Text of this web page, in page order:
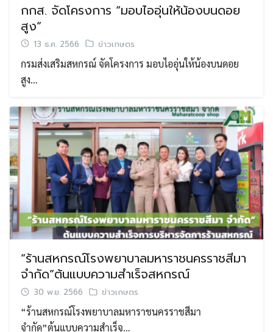
กกส. จัดโครงการ “มอบไออุ่นให้น้องบนดอย
สูง”
13 ธ.ค. 2566 ข่าวเกษตร
กรมส่งเสริมสหกรณ์ จัดโครงการ มอบไออุ่นให้น้องบนดอย
สูง…
“ร้านสหกรณ์โรงพยาบาลมหาราชนครราชสีมา
จำกัด”ต้นแบบความสำเร็จสหกรณ์
30 พ.ย. 2566 ข่าวเกษตร
“ร้านสหกรณ์โรงพยาบาลมหาราชนครราชสีมา
จำกัด”ต้นแบบความสำเร็จ…